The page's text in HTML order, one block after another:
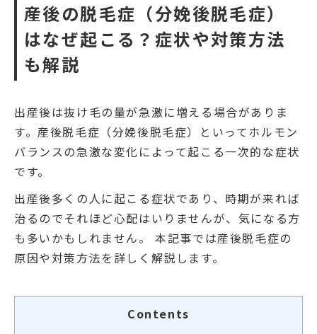
産後の脱毛症（分娩後脱毛症）
はなぜ起こる？症状や対策方法
も解説
出産後は抜け毛の量が急激に増える場合がありま
す。産後脱毛症（分娩後脱毛症）といってホルモン
バランスの急激な変化によって起こる一次的な症状
です。
出産後多くの人に起こる症状であり、時期が来れば
治るのでそれほど心配はいりませんが、気になる方
も多いかもしれません。 本記事では産後脱毛症の
原因や対策方法を詳しく解説します。
Contents